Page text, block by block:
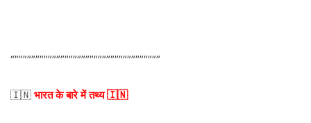
“”””””””””””””””””””””””””””””””””””
🇮🇳 भारत के बारे में तथ्य 🇮🇳